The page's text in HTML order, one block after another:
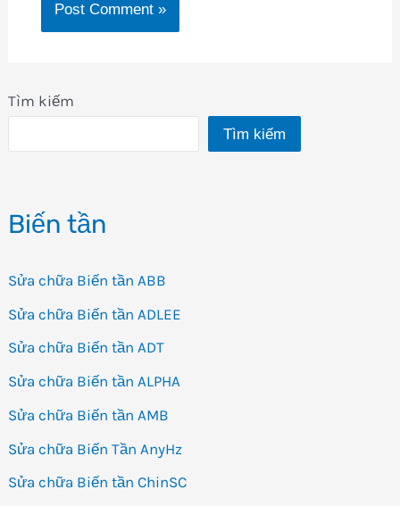
Tìm kiếm
Tìm kiếm
Biến tần
Sửa chữa Biến tần ABB
Sửa chữa Biến tần ADLEE
Sửa chữa Biến tần ADT
Sửa chữa Biến tần ALPHA
Sửa chữa Biến tần AMB
Sửa chữa Biến Tần AnyHz
Sửa chữa Biến tần ChinSC